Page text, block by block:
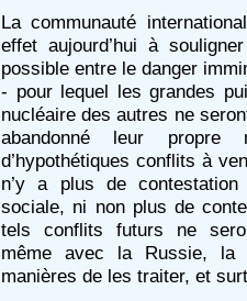
La communauté
effet aujourd’hui à
possible entre le danger
- pour lequel les grandes
nucléaire des autres ne
abandonné leur
d’hypothétiques conflits à
n’y a plus de contestation
sociale, ni non plus de
tels conflits futurs ne
même avec la Russie, la
manières de les traiter, et